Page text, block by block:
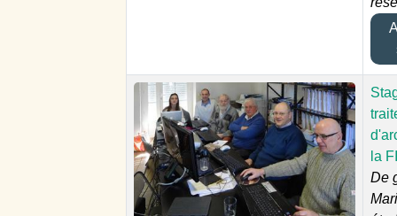
la
De